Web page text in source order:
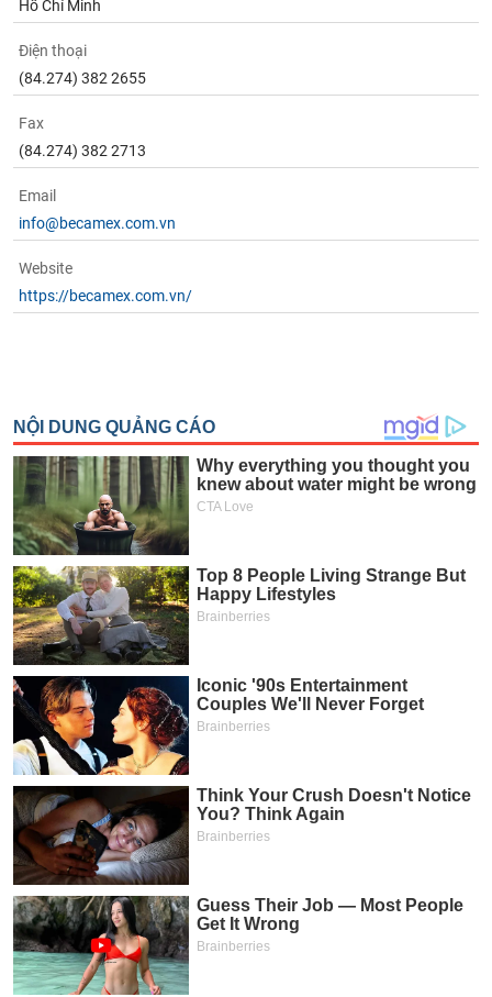
Hồ Chí Minh
Điện thoại
(84.274) 382 2655
Fax
(84.274) 382 2713
Email
info@becamex.com.vn
Website
https://becamex.com.vn/